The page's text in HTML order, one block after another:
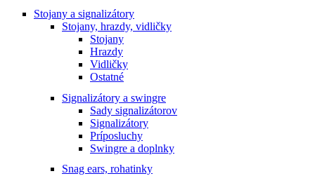
Stojany a signalizátory
Stojany, hrazdy, vidličky
Stojany
Hrazdy
Vidličky
Ostatné
Signalizátory a swingre
Sady signalizátorov
Signalizátory
Príposluchy
Swingre a doplnky
Snag ears, rohatinky